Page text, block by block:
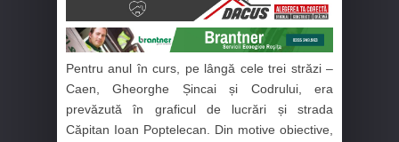
Pentru anul în curs, pe lângă cele trei străzi –
Caen, Gheorghe Șincai și Codrului, era
prevăzută în graficul de lucrări și strada
Căpitan Ioan Poptelecan. Din motive obiective,